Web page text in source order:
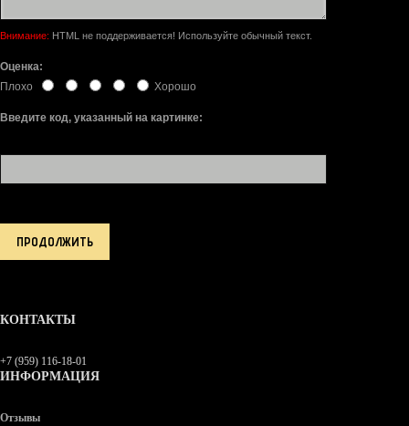
Внимание: HTML не поддерживается! Используйте обычный текст.
Оценка:
Плохо
Хорошо
Введите код, указанный на картинке:
ПРОДОЛЖИТЬ
КОНТАКТЫ
+7 (959) 116-18-01
ИНФОРМАЦИЯ
Отзывы